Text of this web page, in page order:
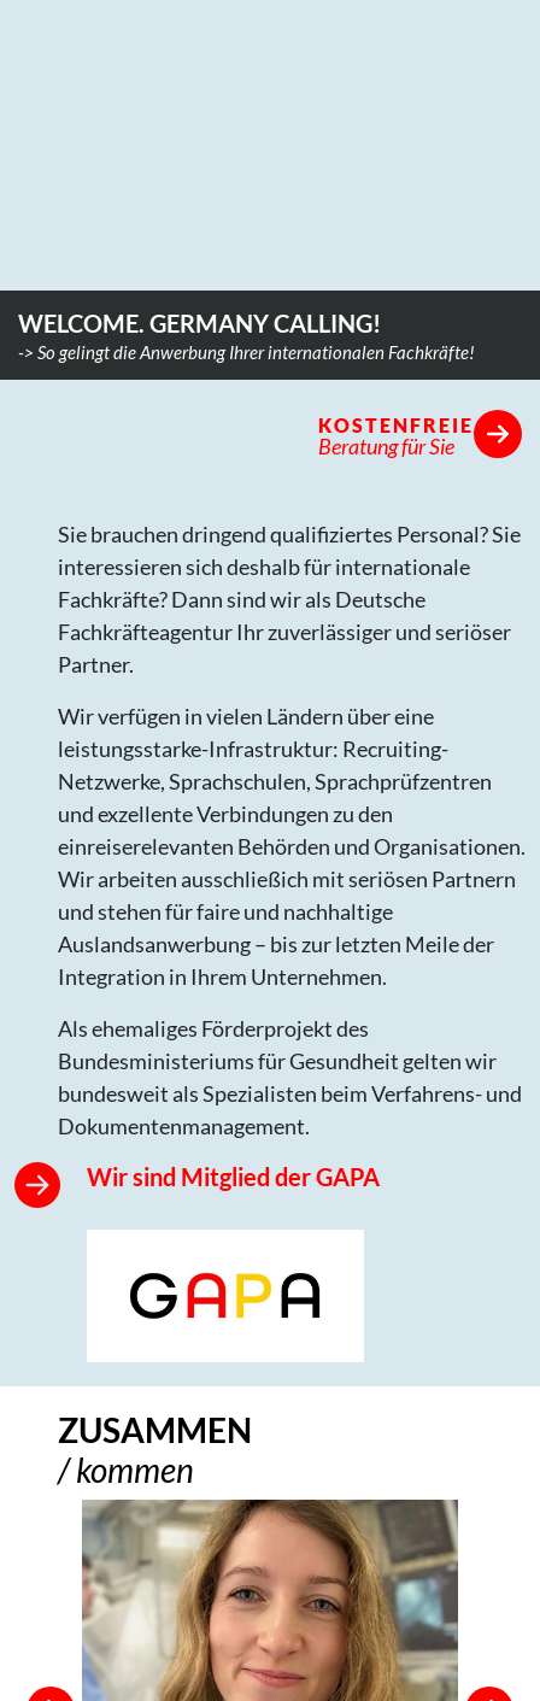
WELCOME. GERMANY CALLING!
-> So gelingt die Anwerbung Ihrer internationalen Fachkräfte!
KOSTENFREIE
Beratung für Sie
Sie brauchen dringend qualifiziertes Personal? Sie
interessieren sich deshalb für internationale
Fachkräfte? Dann sind wir als Deutsche
Fachkräfteagentur Ihr zuverlässiger und seriöser
Partner.
Wir verfügen in vielen Ländern über eine
leistungsstarke-Infrastruktur: Recruiting-
Netzwerke, Sprachschulen, Sprachprüfzentren
und exzellente Verbindungen zu den
einreiserelevanten Behörden und Organisationen.
Wir arbeiten ausschließich mit seriösen Partnern
und stehen für faire und nachhaltige
Auslandsanwerbung – bis zur letzten Meile der
Integration in Ihrem Unternehmen.
Als ehemaliges Förderprojekt des
Bundesministeriums für Gesundheit gelten wir
bundesweit als Spezialisten beim Verfahrens- und
Dokumentenmanagement.
Wir sind Mitglied der GAPA
ZUSAMMEN
/ kommen